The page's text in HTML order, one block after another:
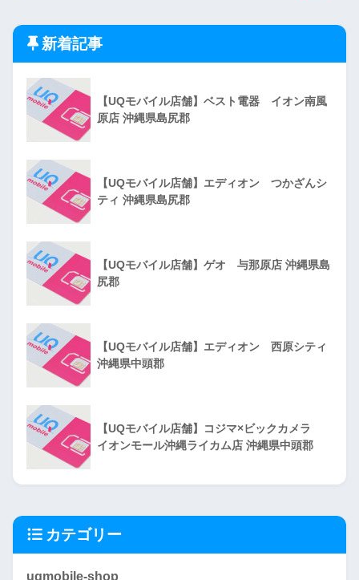
新着記事
【UQモバイル店舗】ベスト電器 イオン南風
原店 沖縄県島尻郡
【UQモバイル店舗】エディオン つかざんシ
ティ 沖縄県島尻郡
【UQモバイル店舗】ゲオ 与那原店 沖縄県島
尻郡
【UQモバイル店舗】エディオン 西原シティ
沖縄県中頭郡
【UQモバイル店舗】コジマ×ビックカメラ
イオンモール沖縄ライカム店 沖縄県中頭郡
カテゴリー
uqmobile-shop